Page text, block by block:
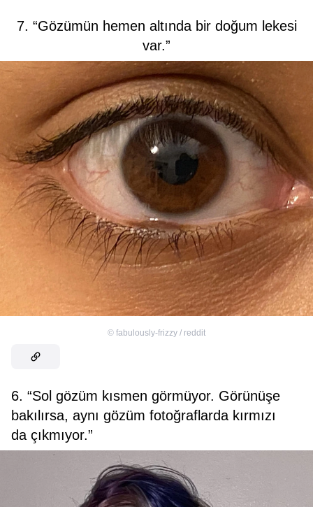
7. “Gözümün hemen altında bir doğum lekesi
var.”
© fabulously-frizzy / reddit
6. “Sol gözüm kısmen görmüyor. Görünüşe
bakılırsa, aynı gözüm fotoğraflarda kırmızı
da çıkmıyor.”